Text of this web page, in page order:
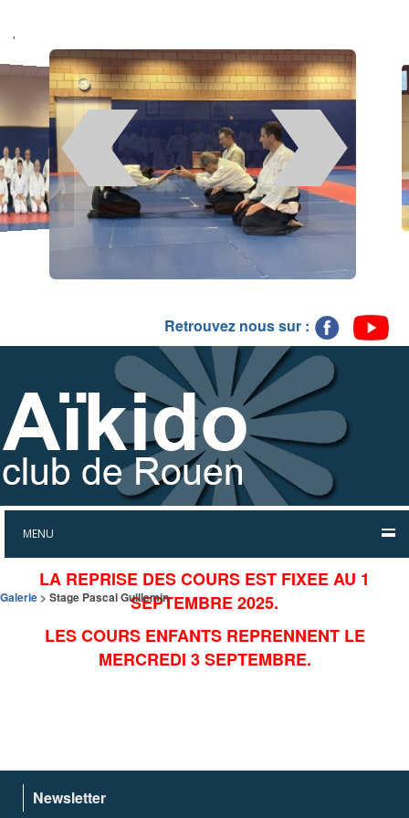
'
Retrouvez nous sur :
MENU
LA REPRISE DES COURS EST FIXEE AU 1
SEPTEMBRE 2025.
LES COURS ENFANTS REPRENNENT LE
MERCREDI 3 SEPTEMBRE.
Galerie > Stage Pascal Guillemin
Newsletter